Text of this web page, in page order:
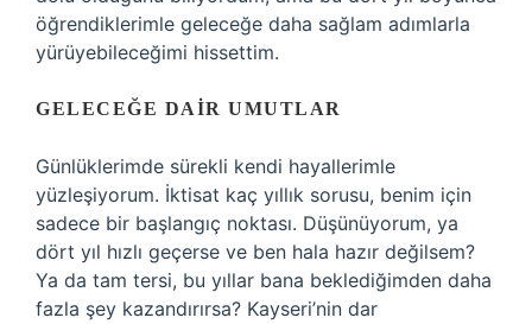
öğrendiklerimle geleceğe daha sağlam adımlarla
yürüyebileceğimi hissettim.
GELECEĞE DAIR UMUTLAR
Günlüklerimde sürekli kendi hayallerimle
yüzleşiyorum. İktisat kaç yıllık sorusu, benim için
sadece bir başlangıç noktası. Düşünüyorum, ya
dört yıl hızlı geçerse ve ben hala hazır değilsem?
Ya da tam tersi, bu yıllar bana beklediğimden daha
fazla şey kazandırırsa? Kayseri’nin dar